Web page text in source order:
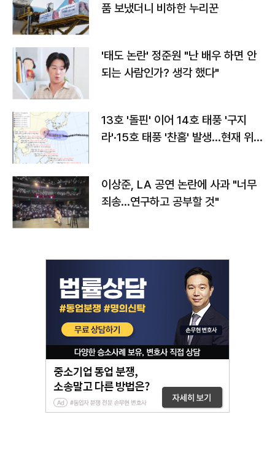
품 보냈더니 비하한 누리꾼
'태도 논란' 정준원 "난 배우 하면 안
되는 사람인가? 생각 했다"
13호 '돌핀' 이어 14호 태풍 '구지
라'·15호 태풍 '찬홈' 발생…현재 위
이상준, LA 공연 논란에 사과 "너무
죄송…연구하고 공부할 것"